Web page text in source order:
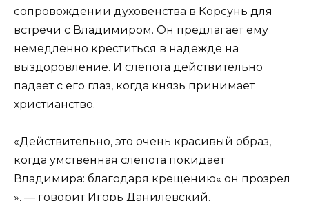
сопровождении духовенства в Корсунь для
встречи с Владимиром. Он предлагает ему
немедленно креститься в надежде на
выздоровление. И слепота действительно
падает с его глаз, когда князь принимает
христианство.
«Действительно, это очень красивый образ,
когда умственная слепота покидает
Владимира: благодаря крещению« он прозрел
», — говорит Игорь Данилевский.